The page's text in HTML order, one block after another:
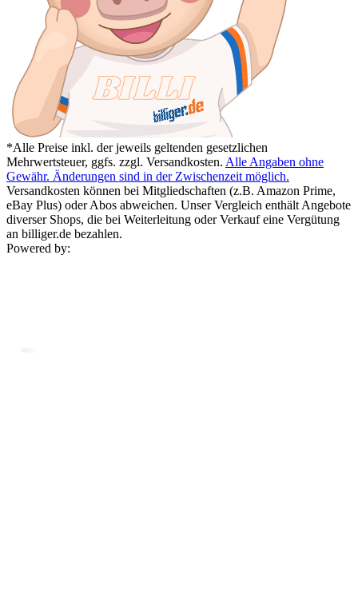
*Alle Preise inkl. der jeweils geltenden gesetzlichen
Mehrwertsteuer, ggfs. zzgl. Versandkosten. Alle Angaben ohne
Gewähr. Änderungen sind in der Zwischenzeit möglich.
Versandkosten können bei Mitgliedschaften (z.B. Amazon Prime,
eBay Plus) oder Abos abweichen. Unser Vergleich enthält Angebote
diverser Shops, die bei Weiterleitung oder Verkauf eine Vergütung
an billiger.de bezahlen.
Powered by: